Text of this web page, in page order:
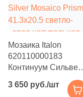
Желтый (54)
Зеленый (54)
Золотой (54)
Каштановый (
Кирпичный (54
Мозаика Italon
620110000183
Континуум Сильвер
Призм / Continuum
Silver Mosaico Prism
3 650 руб./шт